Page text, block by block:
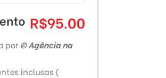
R$95.00
por© Agência na
inclusas (